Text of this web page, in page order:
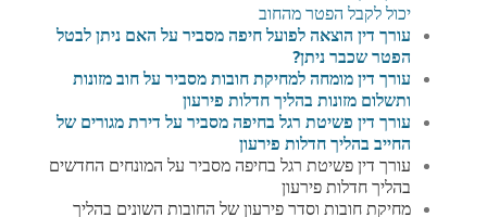
יכול לקבל הפטר מהחוב
עורך דין הוצאה לפועל חיפה מסביר על האם ניתן לבטל
הפטר שכבר ניתן?
עורך דין מומחה למחיקת חובות מסביר על חוב מזונות
ותשלום מזונות בהליך חדלות פירעון
עורך דין פשיטת רגל בחיפה מסביר על דירת מגורים של
החייב בהליך חדלות פירעון
עורך דין פשיטת רגל בחיפה מסביר על המונחים החדשים
בהליך חדלות פירעון
מחיקת חובות וסדר פירעון של החובות השונים בהליך